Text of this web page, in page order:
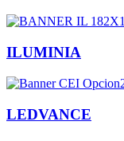
ILUMINIA
LEDVANCE